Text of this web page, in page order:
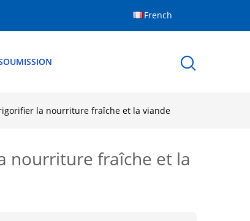
French
la nourriture fraîche et la viande
nourriture fraîche et la